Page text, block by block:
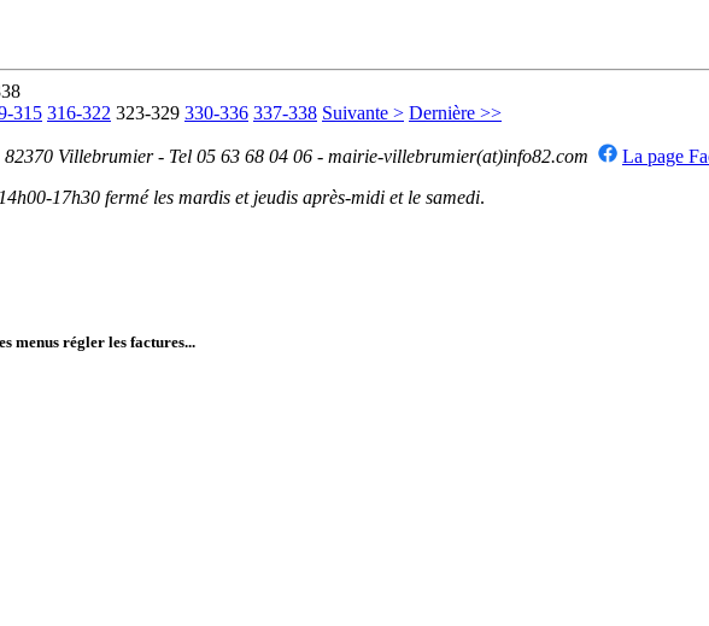
315 316-322 323-329 330-336 337-338 Suivante > Dernière >>
Villebrumier - Tel 05 63 68 04 06 - mairie-villebrumier(at)info82.com
La page
17h30 fermé les mardis et jeudis après-midi et le samedi.
menus régler les factures...